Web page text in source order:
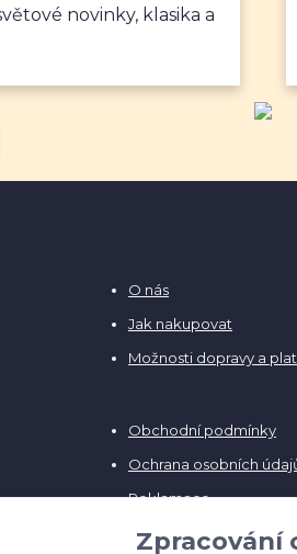
novinky, klasika a
O nás
Jak nakupovat
Možnosti dopravy a
Obchodní podmínky
Ochrana osobních
Reklamace
Vrácení zboží
Zpracování